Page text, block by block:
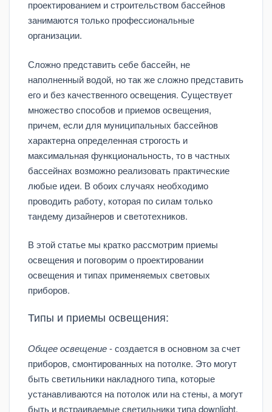
проектированием и строительством бассейнов
занимаются только профессиональные
организации.
Сложно представить себе бассейн, не
наполненный водой, но так же сложно представить
его и без качественного освещения. Существует
множество способов и приемов освещения,
причем, если для муниципальных бассейнов
характерна определенная строгость и
максимальная функциональность, то в частных
бассейнах возможно реализовать практические
любые идеи. В обоих случаях необходимо
проводить работу, которая по силам только
тандему дизайнеров и светотехников.
В этой статье мы кратко рассмотрим приемы
освещения и поговорим о проектировании
освещения и типах применяемых световых
приборов.
Типы и приемы освещения:
Общее освещение- создается в основном за счет
приборов, смонтированных на потолке. Это могут
быть светильники накладного типа, которые
устанавливаются на потолок или на стены, а могут
быть и встраиваемые светильники типа downlight.